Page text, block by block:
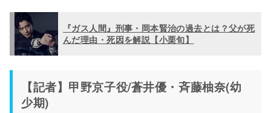
『ガス人間』刑事・岡本賢治の過去とは？父が死
んだ理由・死因を解説【小栗旬】
【記者】甲野京子役/蒼井優・斉藤柚奈(幼
少期)